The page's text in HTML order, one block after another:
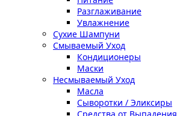
Разглаживание
Увлажнение
Сухие Шампуни
Смываемый Уход
Кондиционеры
Маски
Несмываемый Уход
Масла
Сыворотки / Эликсиры